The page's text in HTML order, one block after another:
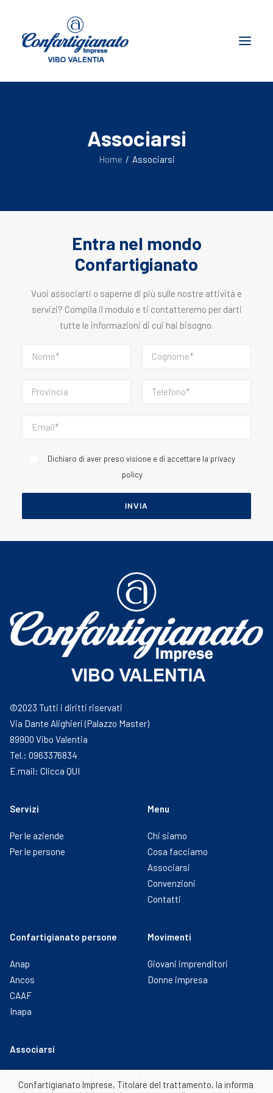
Associarsi
Home Associarsi
Entra nel mondo
Confartigianato
Vuoi associarti o saperne di più sulle nostre attività e
servizi? Compila il modulo e ti contatteremo per darti
tutte le informazioni di cui hai bisogno.
Dichiaro di aver preso visione e di accettare la privacy
policy
©2023 Tutti i diritti riservati
Via Dante Alighieri (Palazzo Master)
89900 Vibo Valentia
Tel.: 0963376834
E.mail: Clicca QUI
Servizi
Per le aziende
Per le persone
Menu
Chi siamo
Cosa facciamo
Associarsi
Convenzioni
Contatti
Confartigianato persone
Anap
Ancos
CAAF
Inapa
Movimenti
Giovani imprenditori
Donne impresa
Associarsi
Confartigianato Imprese, Titolare del trattamento, la informa